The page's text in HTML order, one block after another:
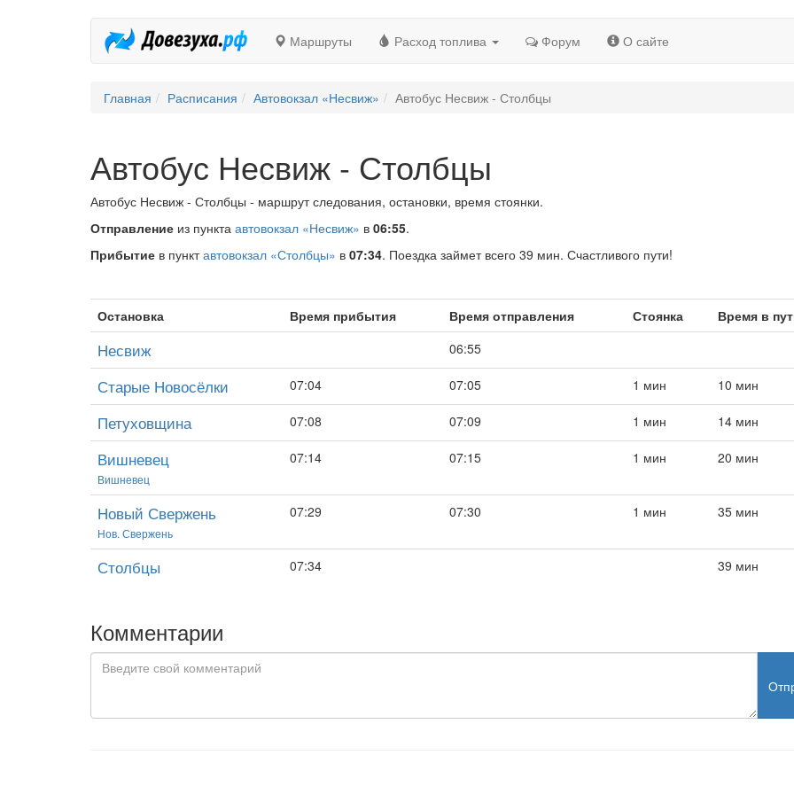
Маршруты Расход топлива Форум О сайте
Главная Расписания Автовокзал «Несвиж» Автобус Несвиж - Столбцы
Автобус Несвиж - Столбцы
Автобус Несвиж - Столбцы - маршрут следования, остановки, время стоянки.
Отправление из пункта автовокзал «Несвиж» в 06:55.
Прибытие в пунктавтовокзал «Столбцы» в 07:34. Поездка займет всего 39 мин. Счастливого пути!
Остановка Время прибытия Время отправления Стоянка Время в
Несвиж 06:55
Старые Новосёлки 07:04 07:05 1 мин 10 мин
Петуховщина 07:08 07:09 1 мин 14 мин
Вишневец
Вишневец
07:14 07:15 1 мин 20 мин
Новый Свержень
Нов. Свержень
07:29 07:30 1 мин 35 мин
Столбцы 07:34 39 мин
Комментарии